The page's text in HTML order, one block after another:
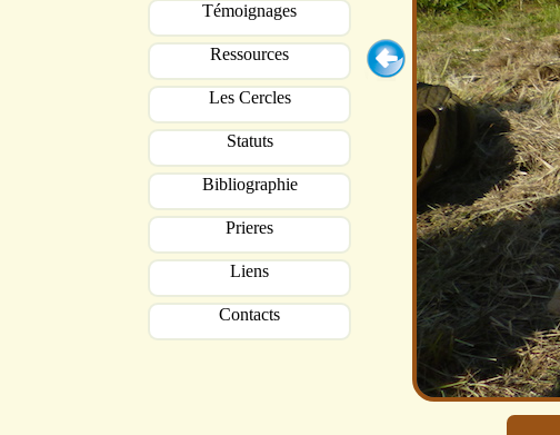
Témoignages
Ressources
Les Cercles
Statuts
Bibliographie
Prieres
Liens
Contacts